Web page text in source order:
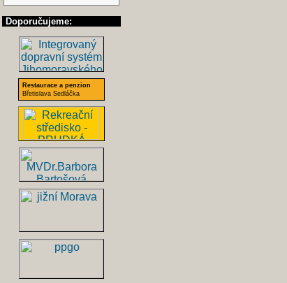
Doporučujeme:
Restaurace a penzion
Břetislava Sedláčka